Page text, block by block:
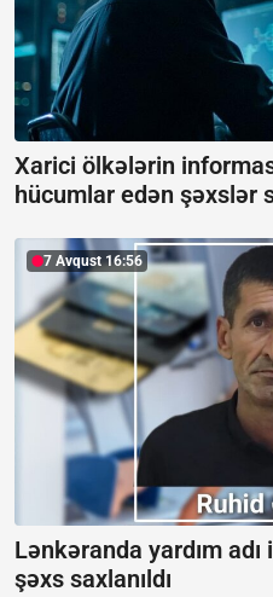
Xarici ölkələrin
hücumlar edən şəxslər
7 Avqust 16:56
Lənkəranda yardım
şəxs saxlanıldı